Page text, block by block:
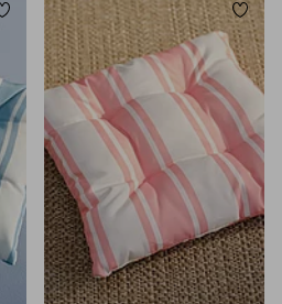
Zu Favoriten hinzufügen Zu